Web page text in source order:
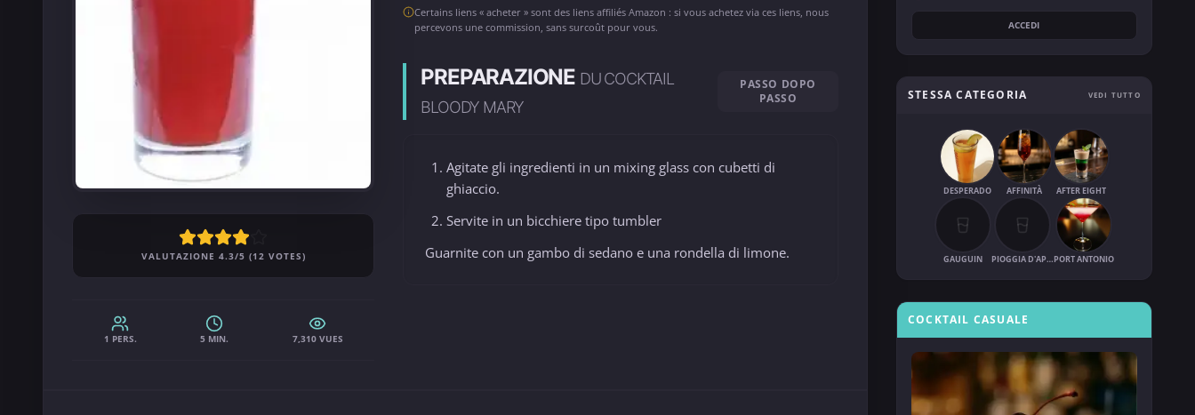
VALUTAZIONE 4.3/5 (12 VOTES)
1 PERS. 5 MIN. 7,310 VUES
Certains liens « acheter » sont des liens affiliés Amazon : si vous achetez via ces liens, nous
percevons une commission, sans surcoût pour vous.
PREPARAZIONE DU COCKTAIL
BLOODY MARY
PASSO DOPO
PASSO
Agitate gli ingredienti in un mixing glass con cubetti di
ghiaccio.
Servite in un bicchiere tipo tumbler
Guarnite con un gambo di sedano e una rondella di limone.
ACCEDI
STESSA CATEGORIA VEDI TUTTO
DESPERADO AFFINITÀ AFTER EIGHT
GAUGUIN PIOGGIA D'APRILEPORT ANTONIO
COCKTAIL CASUALE